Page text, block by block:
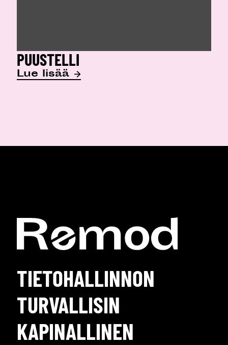
PUUSTELLI
Lue lisää
TIETOHALLINNON
TURVALLISIN
KAPINALLINEN